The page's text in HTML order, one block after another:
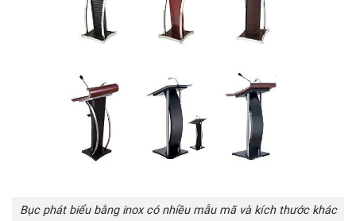
Bục phát biểu bằng inox có nhiều mẫu mã và kích thước khác